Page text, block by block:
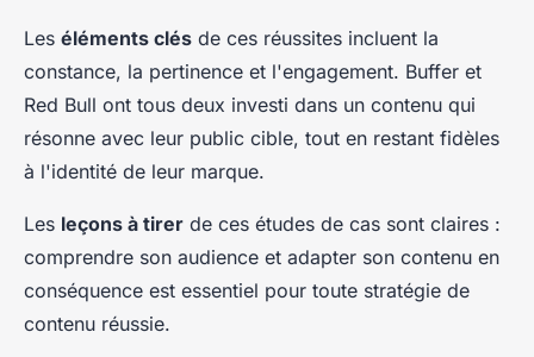
Les éléments clés de ces réussites incluent la
constance, la pertinence et l'engagement. Buffer et
Red Bull ont tous deux investi dans un contenu qui
résonne avec leur public cible, tout en restant fidèles
à l'identité de leur marque.
Les leçons à tirer de ces études de cas sont claires :
comprendre son audience et adapter son contenu en
conséquence est essentiel pour toute stratégie de
contenu réussie.